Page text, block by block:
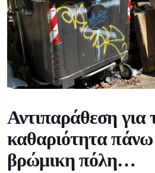
Αντιπαράθεση για
καθαριότητα πάνω
βρώμικη πόλη…